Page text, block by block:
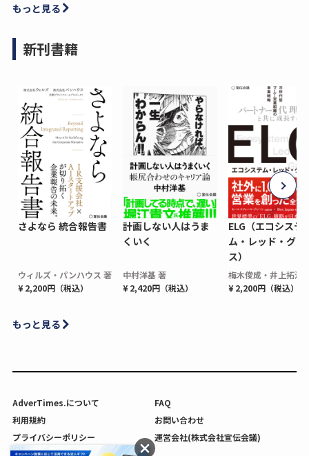
もっと見る
新刊書籍
さよなら 統合報告書
ウィルズ・パンハウス 著
¥ 2,200円（税込）
計画しない人はうま
くいく
中村洋基 著
¥ 2,420円（税込）
ELG（エコシステ
ム・レッド・グロ
ス）
梅木俊成・井上拓海
¥ 2,200円（税込）
もっと見る
AdverTimes.について
FAQ
利用規約
お問い合わせ
プライバシーポリシー
運営会社(株式会社宣伝会議)